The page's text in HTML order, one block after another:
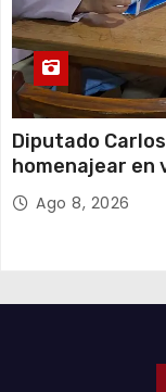
Diputado
homenajear en
Choque
Ago 8, 2026